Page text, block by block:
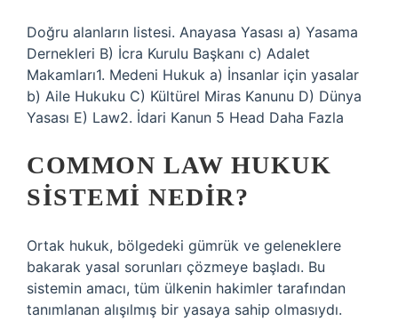
Doğru alanların listesi. Anayasa Yasası a) Yasama
Dernekleri B) İcra Kurulu Başkanı c) Adalet
Makamları1. Medeni Hukuk a) İnsanlar için yasalar
b) Aile Hukuku C) Kültürel Miras Kanunu D) Dünya
Yasası E) Law2. İdari Kanun 5 Head Daha Fazla
COMMON LAW HUKUK
SISTEMI NEDIR?
Ortak hukuk, bölgedeki gümrük ve geleneklere
bakarak yasal sorunları çözmeye başladı. Bu
sistemin amacı, tüm ülkenin hakimler tarafından
tanımlanan alışılmış bir yasaya sahip olmasıydı.